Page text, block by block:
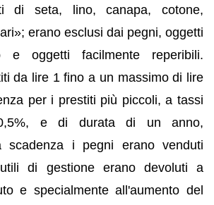
di seta, lino, canapa, cotone,
erano esclusi dai pegni, oggetti
e oggetti facilmente reperibili.
da lire 1 fino a un massimo di lire
per i prestiti più piccoli, a tassi
e di durata di un anno,
scadenza i pegni erano venduti
di gestione erano devoluti a
e specialmente all'aumento del